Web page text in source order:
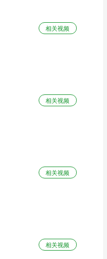
相关视频
相关视频
相关视频
相关视频